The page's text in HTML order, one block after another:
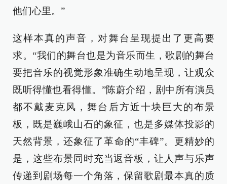
他们心里。”
这样本真的声音，对舞台呈现提出了更高要
求。“我们的舞台也是为音乐而生，歌剧的舞台
要把音乐的视觉形象准确生动地呈现，让观众
既听得懂也看得懂。”陈蔚介绍，剧中所有演员
都不戴麦克风，舞台后方近十块巨大的布景
板，既是巍峨山石的象征，也是多媒体投影的
天然背景，还象征了革命的“丰碑”。更精妙的
是，这些布景同时充当返音板，让人声与乐声
传递到剧场每一个角落，保留歌剧最本真的质